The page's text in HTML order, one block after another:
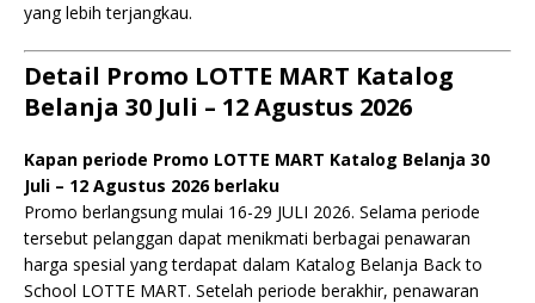
yang lebih terjangkau.
Detail Promo LOTTE MART Katalog
Belanja 30 Juli – 12 Agustus 2026
Kapan periode Promo LOTTE MART Katalog Belanja 30
Juli – 12 Agustus 2026 berlaku
Promo berlangsung mulai 16-29 JULI 2026. Selama periode
tersebut pelanggan dapat menikmati berbagai penawaran
harga spesial yang terdapat dalam Katalog Belanja Back to
School LOTTE MART. Setelah periode berakhir, penawaran